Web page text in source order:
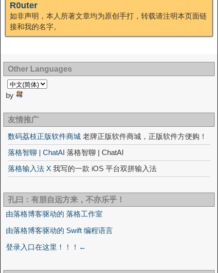
R0uter
如非声明，本人所著文章均为原创手打，转载请注明本页面链
接和我的名字。
Other Languages
by
友情推广
数码荔枝正版软件商城 老牌正版软件商城，正版软件方便购！
落格智聊 | ChatAI 落格智聊 | ChatAI
落格输入法 X 我写的一款 iOS 平台双拼输入法
孔曰：有朋自远方来，不亦乐乎！
由落格博客驱动的 落格工作室
由落格博客驱动的 Swift 编程语言
登录入口在这里！！！←